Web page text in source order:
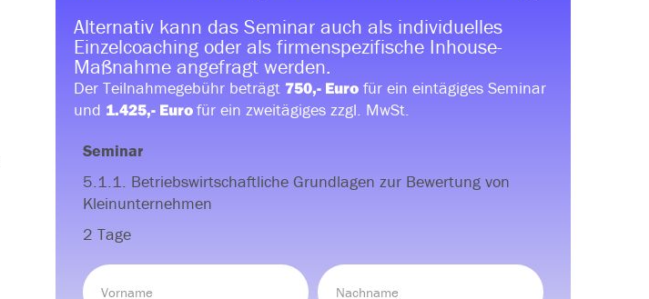
Alternativ kann das Seminar auch als individuelles
Einzelcoaching oder als firmenspezifische Inhouse-
Maßnahme angefragt werden.
Der Teilnahmegebühr beträgt 750,- Euro für ein eintägiges Seminar
und 1.425,- Eurofür ein zweitägiges zzgl. MwSt.
Seminar
5.1.1. Betriebswirtschaftliche Grundlagen zur Bewertung von
Kleinunternehmen
2 Tage